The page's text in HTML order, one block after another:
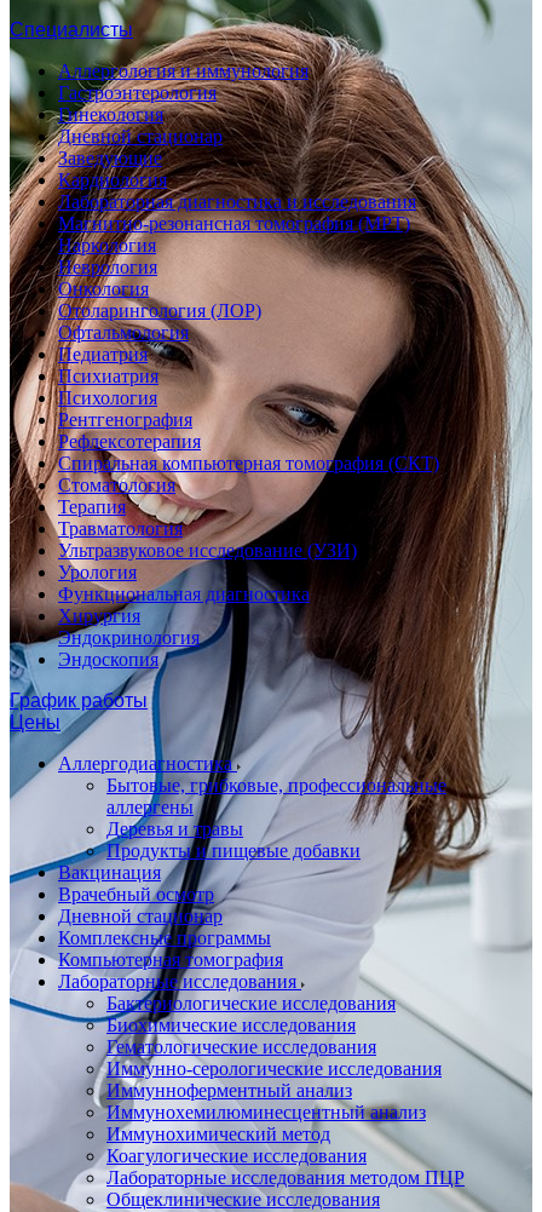
Специалисты
Аллергология и иммунология
Гастроэнтерология
Гинекология
Дневной стационар
Заведующие
Кардиология
Лабораторная диагностика и исследования
Магнитно-резонансная томография (МРТ)
Наркология
Неврология
Онкология
Отоларингология (ЛОР)
Офтальмология
Педиатрия
Психиатрия
Психология
Рентгенография
Рефлексотерапия
Спиральная компьютерная томография (СКТ)
Стоматология
Терапия
Травматология
Ультразвуковое исследование (УЗИ)
Урология
Функциональная диагностика
Хирургия
Эндокринология
Эндоскопия
График работы
Цены
Аллергодиагностика
Бытовые, грибковые, профессиональные
аллергены
Деревья и травы
Продукты и пищевые добавки
Вакцинация
Врачебный осмотр
Дневной стационар
Комплексные программы
Компьютерная томография
Лабораторные исследования
Бактериологические исследования
Биохимические исследования
Гематологические исследования
Иммунно-серологические исследования
Иммунноферментный анализ
Иммунохемилюминесцентный анализ
Иммунохимический метод
Коагулогические исследования
Лабораторные исследования методом ПЦР
Общеклинические исследования